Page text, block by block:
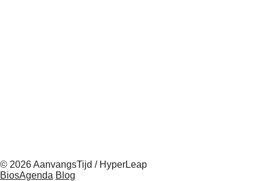
© 2026 AanvangsTijd / HyperLeap
BiosAgenda Blog